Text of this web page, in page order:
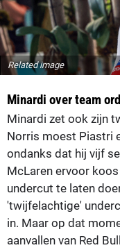
Related image
Minardi over team
Minardi zet ook zijn
Norris moest Piastri
ondanks dat hij vijf
McLaren ervoor
undercut te laten
'twijfelachtige'
in. Maar op dat
aanvallen van Red